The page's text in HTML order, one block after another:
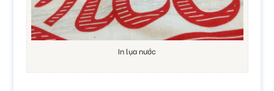
In lụa nước